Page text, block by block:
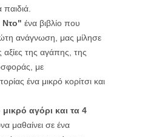
παιδιά.
Ντο" ένα βιβλίο που
ανάγνωση, μας μίλησε
αξίες της αγάπης, της
με
ένα μικρό κορίτσι και
αγόρι και τα 4
μαθαίνει σε ένα